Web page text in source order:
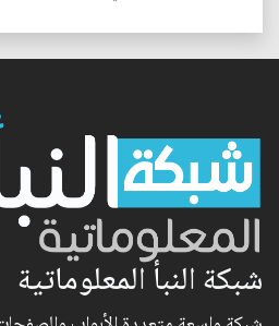
شبكة النبأ المعلوماتية